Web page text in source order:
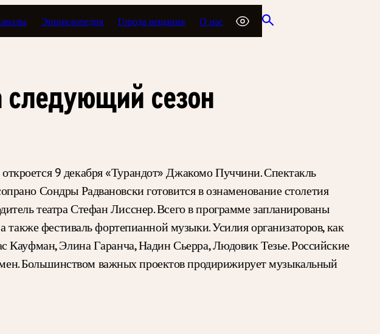
Энциклопедия Города вещания О нас
следующий сезон
9 декабря «Турандот» Джакомо Пуччини. Спектакль
Сондры Радвановски готовится в ознаменование столетия
театра Стефан Лисснер. Всего в программе запланированы
фестиваль фортепианной музыки. Усилия организаторов, как
Кауфман, Элина Гаранча, Надин Сьерра, Людовик Тезье. Российские
Большинством важных проектов продирижирует музыкальный